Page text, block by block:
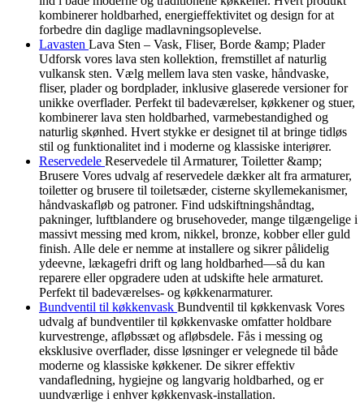
kombinerer holdbarhed, energieffektivitet og design for at
forbedre din daglige madlavningsoplevelse.
Lavasten Lava Sten – Vask, Fliser, Borde &amp; Plader
Udforsk vores lava sten kollektion, fremstillet af naturlig
vulkansk sten. Vælg mellem lava sten vaske, håndvaske,
fliser, plader og bordplader, inklusive glaserede versioner for
unikke overflader. Perfekt til badeværelser, køkkener og stuer,
kombinerer lava sten holdbarhed, varmebestandighed og
naturlig skønhed. Hvert stykke er designet til at bringe tidløs
stil og funktionalitet ind i moderne og klassiske interiører.
Reservedele Reservedele til Armaturer, Toiletter &amp;
Brusere Vores udvalg af reservedele dækker alt fra armaturer,
toiletter og brusere til toiletsæder, cisterne skyllemekanismer,
håndvaskafløb og patroner. Find udskiftningshåndtag,
pakninger, luftblandere og brusehoveder, mange tilgængelige i
massivt messing med krom, nikkel, bronze, kobber eller guld
finish. Alle dele er nemme at installere og sikrer pålidelig
ydeevne, lækagefri drift og lang holdbarhed—så du kan
reparere eller opgradere uden at udskifte hele armaturet.
Perfekt til badeværelses- og køkkenarmaturer.
Bundventil til køkkenvask Bundventil til køkkenvask Vores
udvalg af bundventiler til køkkenvaske omfatter holdbare
kurvestrenge, afløbssæt og afløbsdele. Fås i messing og
eksklusive overflader, disse løsninger er velegnede til både
moderne og klassiske køkkener. De sikrer effektiv
vandafledning, hygiejne og langvarig holdbarhed, og er
uundværlige i enhver køkkenvask-installation.